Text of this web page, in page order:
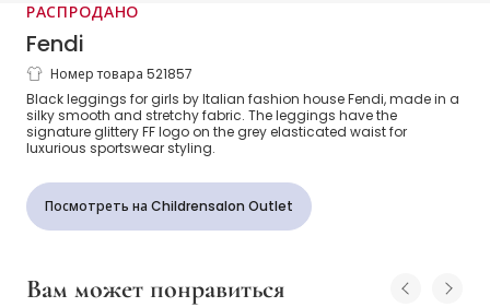
РАСПРОДАНО
Fendi
Черные легинсы с блестками для
девочек
Номер товара 521857
Black leggings for girls by Italian fashion house Fendi, made in a
silky smooth and stretchy fabric. The leggings have the
signature glittery FF logo on the grey elasticated waist for
luxurious sportswear styling.
Посмотреть на Childrensalon Outlet
Вам может понравиться